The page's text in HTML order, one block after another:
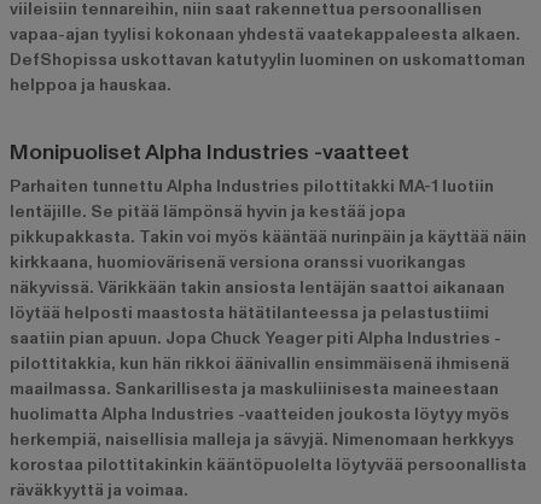
viileisiin tennareihin, niin saat rakennettua persoonallisen
vapaa-ajan tyylisi kokonaan yhdestä vaatekappaleesta alkaen.
DefShopissa uskottavan katutyylin luominen on uskomattoman
helppoa ja hauskaa.
Monipuoliset Alpha Industries -vaatteet
Parhaiten tunnettu Alpha Industries pilottitakki MA-1 luotiin
lentäjille. Se pitää lämpönsä hyvin ja kestää jopa
pikkupakkasta. Takin voi myös kääntää nurinpäin ja käyttää näin
kirkkaana, huomiovärisenä versiona oranssi vuorikangas
näkyvissä. Värikkään takin ansiosta lentäjän saattoi aikanaan
löytää helposti maastosta hätätilanteessa ja pelastustiimi
saatiin pian apuun. Jopa Chuck Yeager piti Alpha Industries -
pilottitakkia, kun hän rikkoi äänivallin ensimmäisenä ihmisenä
maailmassa. Sankarillisesta ja maskuliinisesta maineestaan
huolimatta Alpha Industries -vaatteiden joukosta löytyy myös
herkempiä, naisellisia malleja ja sävyjä. Nimenomaan herkkyys
korostaa pilottitakinkin kääntöpuolelta löytyvää persoonallista
räväkkyyttä ja voimaa.